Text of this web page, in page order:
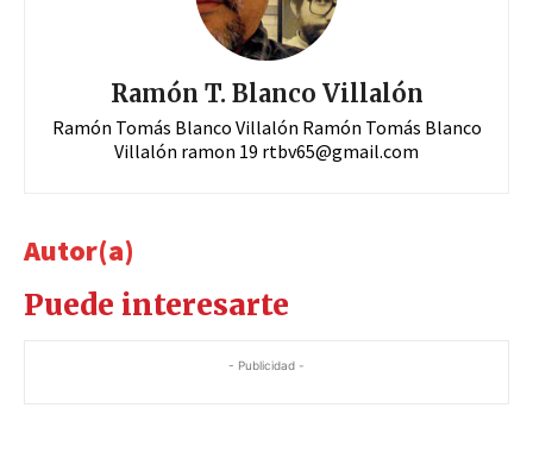
Ramón T. Blanco Villalón
Ramón Tomás Blanco Villalón Ramón Tomás Blanco
Villalón ramon 19 rtbv65@gmail.com
Autor(a)
Puede interesarte
- Publicidad -